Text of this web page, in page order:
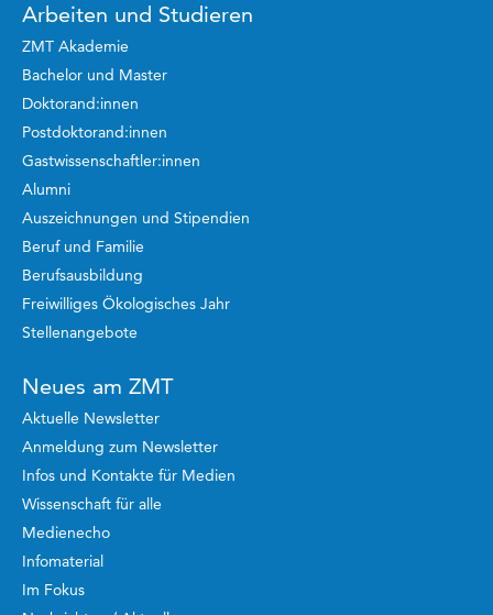
Arbeiten und Studieren
ZMT Akademie
Bachelor und Master
Doktorand:innen
Postdoktorand:innen
Gastwissenschaftler:innen
Alumni
Auszeichnungen und Stipendien
Beruf und Familie
Berufsausbildung
Freiwilliges Ökologisches Jahr
Stellenangebote
Neues am ZMT
Aktuelle Newsletter
Anmeldung zum Newsletter
Infos und Kontakte für Medien
Wissenschaft für alle
Medienecho
Infomaterial
Im Fokus